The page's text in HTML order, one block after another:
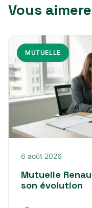
Vous
MUTUELLE
6 août 2026
Mutuelle
son évolution